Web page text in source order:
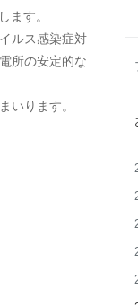
ます。
ルス感染症対
所の安定的な
いります。